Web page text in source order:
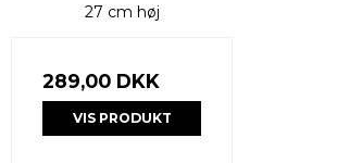
27 cm høj
289,00 DKK
VIS PRODUKT